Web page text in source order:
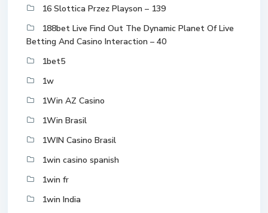
16 Slottica Przez Playson – 139
188bet Live Find Out The Dynamic Planet Of Live
Betting And Casino Interaction – 40
1bet5
1w
1Win AZ Casino
1Win Brasil
1WIN Casino Brasil
1win casino spanish
1win fr
1win India